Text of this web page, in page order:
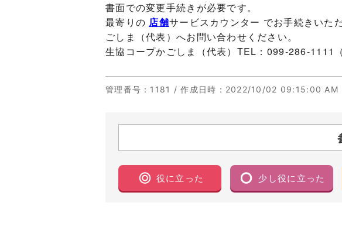
書面での変更手続きが必要です。
最寄りの 店舗サービスカウンター でお手続きいただ
ごしま（代表）へお問い合わせください。
生協コープかごしま（代表）TEL：099-286-1111
管理番号 ：1181 /作成日時 ：2022/10/02 09:15:00 AM
役に立った 少し役に立った